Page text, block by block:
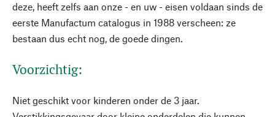
deze, heeft zelfs aan onze - en uw - eisen voldaan sinds de
eerste Manufactum catalogus in 1988 verscheen: ze
bestaan dus echt nog, de goede dingen.
Voorzichtig:
Niet geschikt voor kinderen onder de 3 jaar.